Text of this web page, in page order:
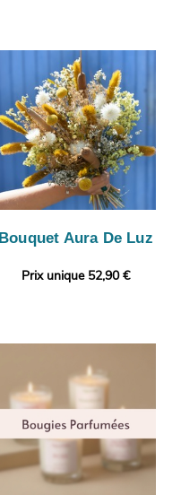
Bouquet Aura De Luz
Prix unique 52,90 €